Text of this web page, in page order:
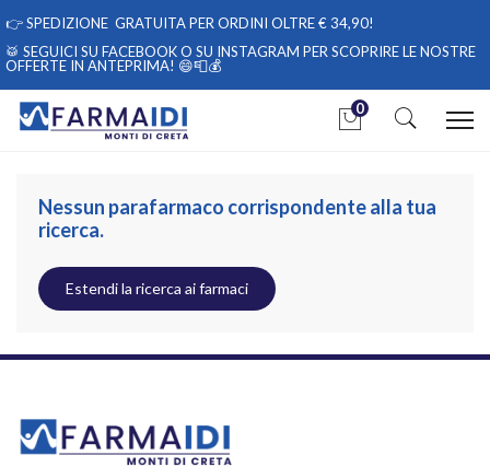
👉SPEDIZIONE GRATUITA PER ORDINI OLTRE € 34,90!
🥁 SEGUICI SU FACEBOOKO SU INSTAGRAM PER SCOPRIRE LE NOSTRE
OFFERTE IN ANTEPRIMA! 😄📮💰
0
Nessun parafarmaco corrispondente alla tua
ricerca.
Estendi la ricerca ai farmaci